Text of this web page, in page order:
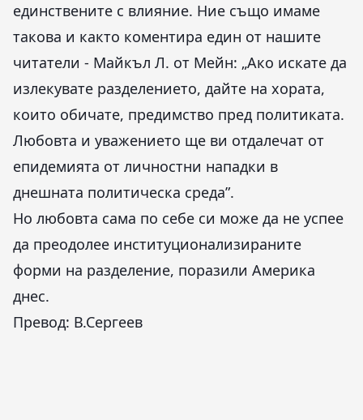
единствените с влияние. Ние също имаме
такова и както коментира един от нашите
читатели - Майкъл Л. от Мейн: „Ако искате да
излекувате разделението, дайте на хората,
които обичате, предимство пред политиката.
Любовта и уважението ще ви отдалечат от
епидемията от личностни нападки в
днешната политическа среда”.
Но любовта сама по себе си може да не успее
да преодолее институционализираните
форми на разделение, поразили Америка
днес.
Превод: В.Сергеев